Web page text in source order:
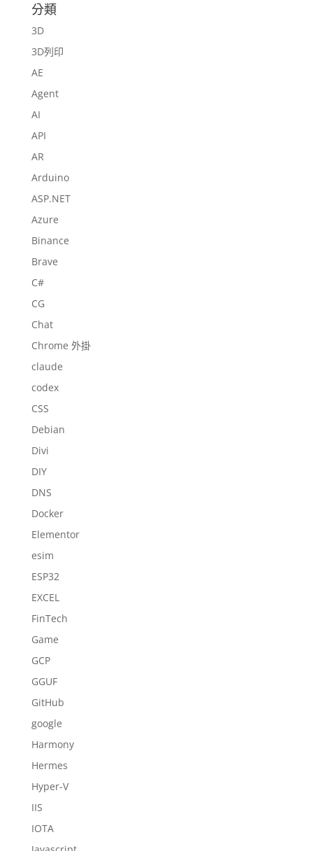
分類
3D
3D列印
AE
Agent
AI
API
AR
Arduino
ASP.NET
Azure
Binance
Brave
C#
CG
Chat
Chrome 外掛
claude
codex
CSS
Debian
Divi
DIY
DNS
Docker
Elementor
esim
ESP32
EXCEL
FinTech
Game
GCP
GGUF
GitHub
google
Harmony
Hermes
Hyper-V
IIS
IOTA